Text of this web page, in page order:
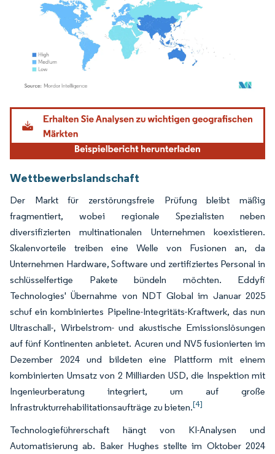
Bild © Mordor Intelligence. Wiederverwendung erfordert Namensnennung gemäß
Wettbewerbslandschaft
Der Markt für zerstörungsfreie Prüfung bleibt mäßig
fragmentiert, wobei regionale Spezialisten neben
diversifizierten multinationalen Unternehmen koexistieren.
Skalenvorteile treiben eine Welle von Fusionen an, da
Unternehmen Hardware, Software und zertifiziertes Personal in
schlüsselfertige Pakete bündeln möchten. Eddyfi
Technologies' Übernahme von NDT Global im Januar 2025
schuf ein kombiniertes Pipeline-Integritäts-Kraftwerk, das nun
Ultraschall-, Wirbelstrom- und akustische Emissionslösungen
auf fünf Kontinenten anbietet. Acuren und NV5 fusionierten im
Dezember 2024 und bildeten eine Plattform mit einem
kombinierten Umsatz von 2 Milliarden USD, die Inspektion mit
Ingenieurberatung integriert, um auf große
Infrastrukturrehabilitationsaufträge zu bieten.[4]
Technologieführerschaft hängt von KI-Analysen und
Automatisierung ab. Baker Hughes stellte im Oktober 2024